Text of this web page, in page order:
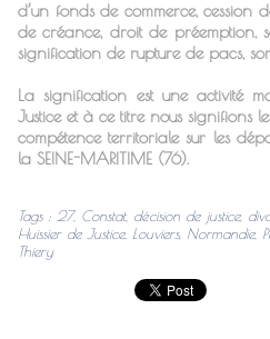
d’un fonds de commerce, cession
de créance, droit de préemption,
signification de rupture de pacs,
La signification est une activité
Justice et à ce titre nous signifions
compétence territoriale sur les
la SEINE-MARITIME (76).
Tags: 27, Constat, décision de justice,
Huissier de Justice, Louviers, Normandie,
Thiery